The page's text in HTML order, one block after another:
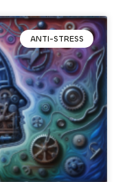
ANTI-STRESS